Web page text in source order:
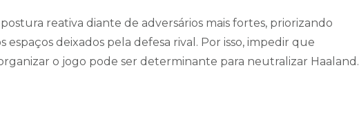
reativa diante de adversários mais fortes, priorizando
espaços deixados pela defesa rival. Por isso, impedir que
o jogo pode ser determinante para neutralizar Haaland.